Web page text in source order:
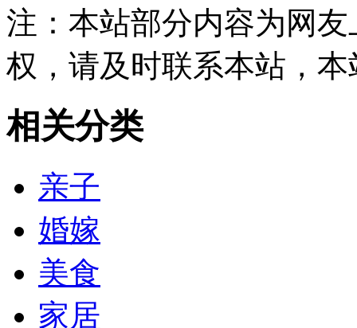
注：本站部分内容为网
权，请及时联系本站，
相关分类
亲子
婚嫁
美食
家居